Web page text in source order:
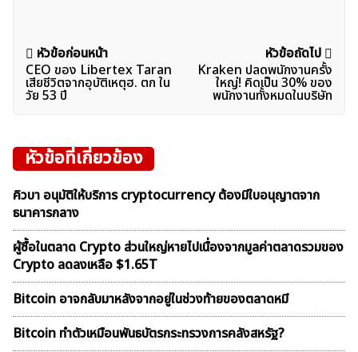
แนะแนว
เรื่อง
หัวข้อก่อนหน้า
CEO ของ Libertex Taran
เสียชีวิตจากอุบัติเหตุฮ. ตก ใน
วัย 53 ปี
หัวข้อถัดไป
Kraken ปลดพนักงานครั้ง
ใหญ่! คิดเป็น 30% ของ
พนักงานทั้งหมดในบริษัท
หัวข้อที่เกี่ยวข้อง
คิวบา อนุมัติให้บริการ cryptocurrency ต้องมีใบอนุญาตจาก
ธนาคารกลาง
ผู้ซื้อในตลาด Crypto ส่วนใหญ่หายไปเนื่องจากมูลค่าตลาดรวมของ
Crypto ลดลงเหลือ $1.65T
Bitcoin อาจกลับมาหลังจากอยู่ในช่วงท้ายของตลาดหมี
Bitcoin ทำตัวเหมือนพันธบัตรกระทรวงการคลังสหรัฐ?